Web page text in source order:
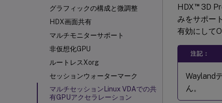
グラフィックの構成と微調整
HDX画面共有
マルチモニターサポート
非仮想化GPU
ルートレスXorg
セッションウォーターマーク
マルチセッションLinux VDAでの共
有GPUアクセラレーション
HDX™3D
みをサポー
有効にして
注記：
Wayland
ん。